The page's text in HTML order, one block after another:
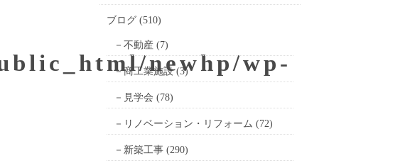
newhp/wp-
ブログ(510)
不動産(7)
商工業施設(3)
見学会 (78)
リノベーション・リフォーム (72)
新築工事(290)